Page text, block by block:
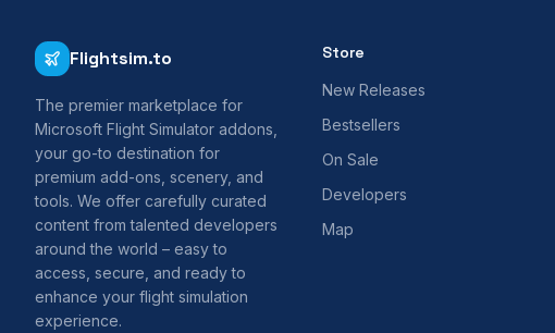
Flightsim.to
The premier marketplace for
Microsoft Flight Simulator addons,
your go-to destination for
premium add-ons, scenery, and
tools. We offer carefully curated
content from talented developers
around the world – easy to
access, secure, and ready to
enhance your flight simulation
experience.
Store
New Releases
Bestsellers
On Sale
Developers
Map